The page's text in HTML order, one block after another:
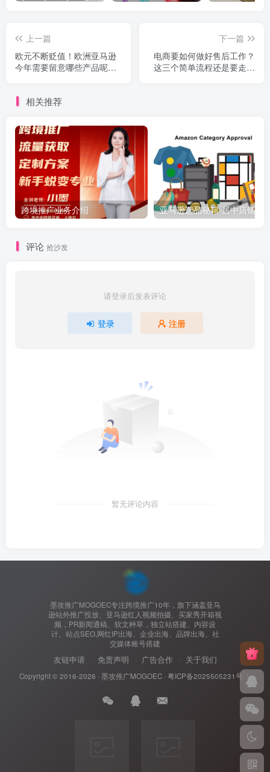
上一篇
欧元不断贬值！欧洲亚马逊
今年需要留意哪些产品呢？
下一篇
电商要如何做好售后工作？
这三个简单流程还是要走一
相关推荐
跨境推广业务介绍
评论 抢沙发
请登录后发表评论
登录 注册
暂无评论内容
墨攻推广MOGOEC专注跨境推广10年，旗下涵盖亚马
逊站外推广投放、亚马逊红人视频拍摄、买家秀开箱视
频，PR新闻通稿、软文种草，独立站搭建、内容设
计、站点SEO,网红IP出海、企业出海、品牌出海、社
交媒体账号搭建
友链申请 免责声明 广告合作 关于我们
Copyright © 2016-2026 · 墨攻推广MOGOEC· 粤ICP备2025505231号-1.